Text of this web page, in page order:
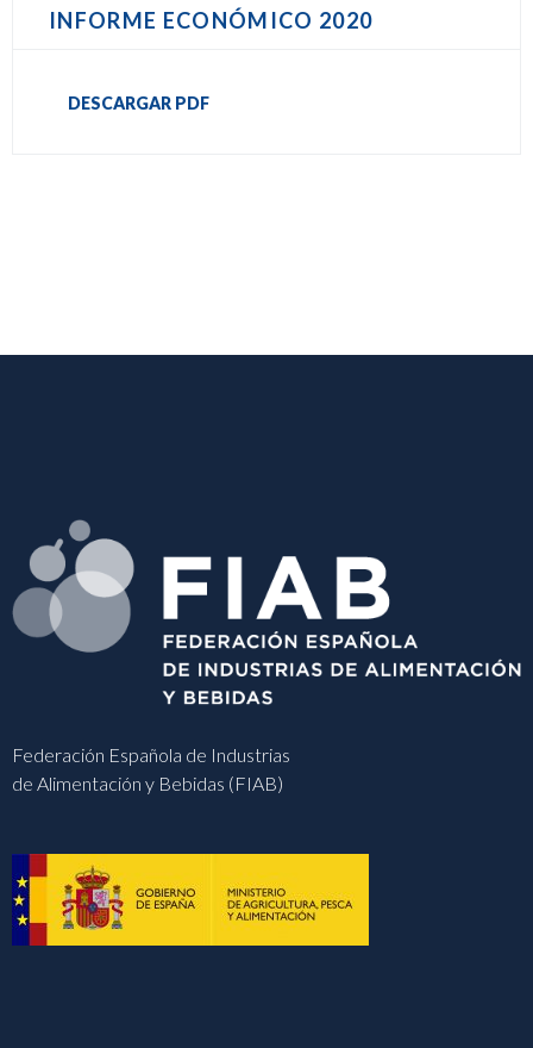
INFORME ECONÓMICO 2020
DESCARGAR PDF
Federación Española de Industrias
de Alimentación y Bebidas (FIAB)